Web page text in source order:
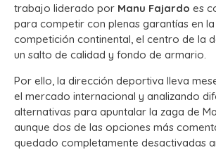
trabajo liderado por Manu Fajardo es
para competir con plenas garantías en
competición continental, el centro de la
un salto de calidad y fondo de armario.
Por ello, la dirección deportiva lleva
el mercado internacional y analizando
alternativas para apuntalar la zaga de
aunque dos de las opciones más
quedado completamente desactivadas